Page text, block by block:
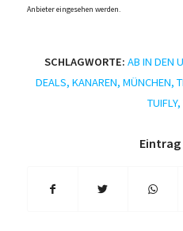
Anbieter eingesehen werden.
SCHLAGWORTE: AB IN DEN
DEALS,KANAREN,MÜNCHEN,
TUIFLY,